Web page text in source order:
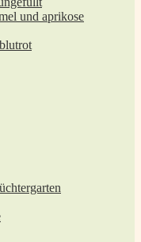
und aprikose